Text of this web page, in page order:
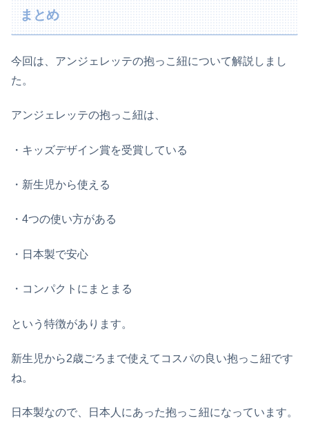
まとめ
今回は、アンジェレッテの抱っこ紐について解説しまし
た。
アンジェレッテの抱っこ紐は、
・キッズデザイン賞を受賞している
・新生児から使える
・4つの使い方がある
・日本製で安心
・コンパクトにまとまる
という特徴があります。
新生児から2歳ごろまで使えてコスパの良い抱っこ紐です
ね。
日本製なので、日本人にあった抱っこ紐になっています。